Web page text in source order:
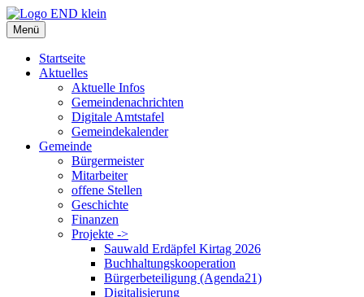
Zum
Inhalt
springen
Menü
Startseite
Aktuelles
Aktuelle Infos
Gemeindenachrichten
Digitale Amtstafel
Gemeindekalender
Gemeinde
Bürgermeister
Mitarbeiter
offene Stellen
Geschichte
Finanzen
Projekte ->
Sauwald Erdäpfel Kirtag 2026
Buchhaltungskooperation
Bürgerbeteiligung (Agenda21)
Digitalisierung